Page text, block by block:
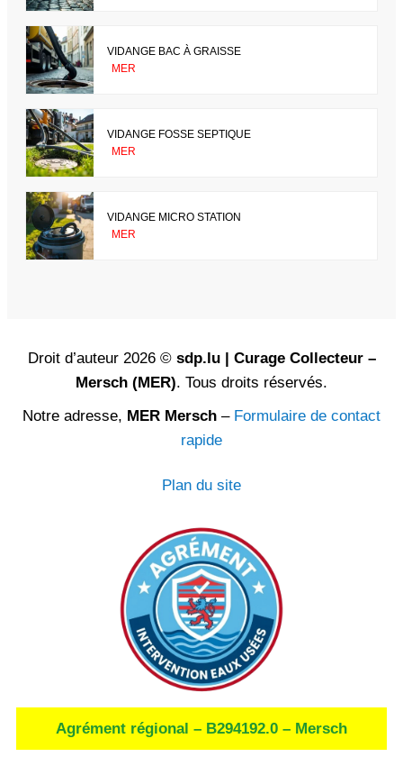
VIDANGE BAC À GRAISSE
MER
VIDANGE FOSSE SEPTIQUE
MER
VIDANGE MICRO STATION
MER
Droit d’auteur 2026 © sdp.lu | Curage Collecteur –
Mersch (MER). Tous droits réservés.
Notre adresse, MER Mersch – Formulaire de contact
rapide
Plan du site
Agrément régional – B294192.0 – Mersch